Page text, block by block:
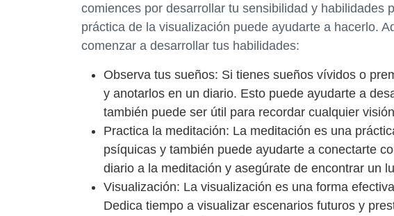
comiences por desarrollar tu sensibilidad y habilidades
práctica de la visualización puede ayudarte a hacerlo.
comenzar a desarrollar tus habilidades:
Observa tus sueños: Si tienes sueños vívidos o
y anotarlos en un diario. Esto puede ayudarte a
también puede ser útil para recordar cualquier
Practica la meditación: La meditación es una
psíquicas y también puede ayudarte a conectarte
diario a la meditación y asegúrate de encontrar un
Visualización: La visualización es una forma
Dedica tiempo a visualizar escenarios futuros y